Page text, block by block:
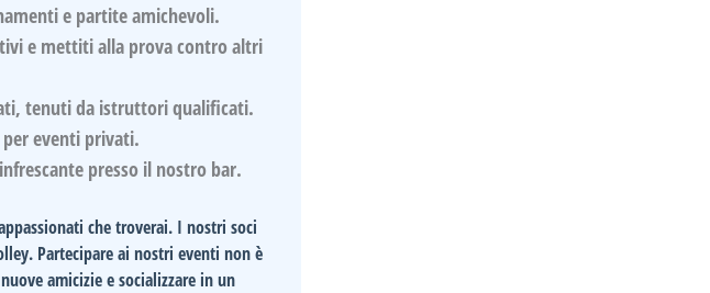
e partite amichevoli.
e mettiti alla prova contro altri
tenuti da istruttori qualificati.
eventi privati.
presso il nostro bar.
che troverai. I nostri soci
Partecipare ai nostri eventi non è
amicizie e socializzare in un